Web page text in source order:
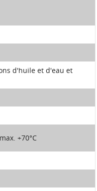
d'huile et d'eau et
+70°C